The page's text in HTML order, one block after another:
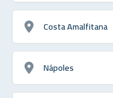
Costa Amalfitana
Nápoles